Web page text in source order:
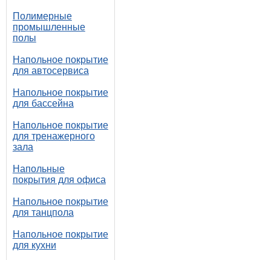
Полимерные
промышленные
полы
Напольное покрытие
для автосервиса
Напольное покрытие
для бассейна
Напольное покрытие
для тренажерного
зала
Напольные
покрытия для офиса
Напольное покрытие
для танцпола
Напольное покрытие
для кухни